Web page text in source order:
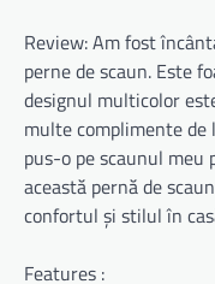
Review: Am fost
perne de scaun. Este
designul multicolor
multe complimente
pus-o pe scaunul meu
această pernă de
confortul și stilul în
Features :